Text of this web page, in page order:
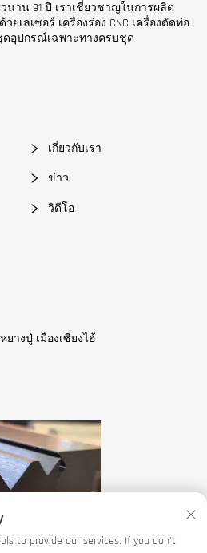
นาน 91 ปี เราเชี่ยวชาญในการผลิต
ยเลเซอร์ เครื่องร่อง CNC เครื่องดัดท่อ
ดอุปกรณ์เฉพาะทางครบชุด
เกี่ยวกับเรา
ข่าว
วิดีโอ
ยางปู่ เมืองเซี่ยงไฮ้
to provide our services. If you don't